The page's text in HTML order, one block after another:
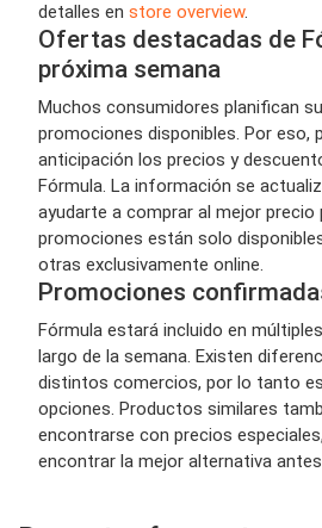
detalles en store overview.
Ofertas destacadas de
próxima semana
Muchos consumidores planifican
promociones disponibles. Por eso,
anticipación los precios y
Fórmula. La información se
ayudarte a comprar al mejor precio
promociones están solo
otras exclusivamente online.
Promociones
Fórmula estará incluido en
largo de la semana. Existen
distintos comercios, por lo tanto
opciones. Productos similares
encontrarse con precios
encontrar la mejor alternativa